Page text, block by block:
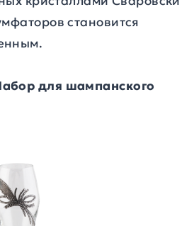
становится
для шампанского